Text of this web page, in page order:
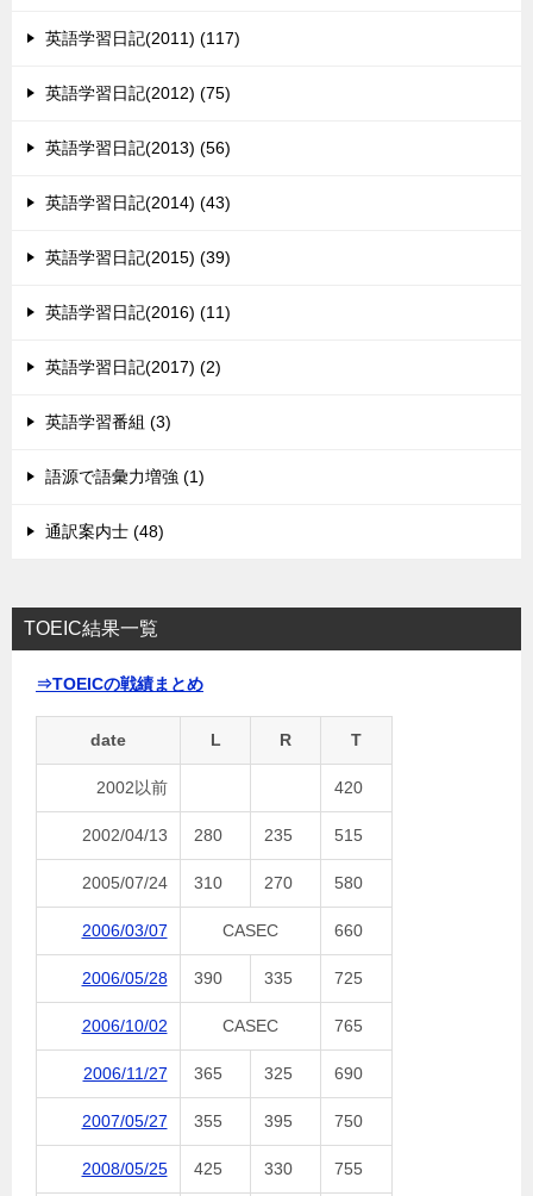
英語学習日記(2011) (117)
英語学習日記(2012) (75)
英語学習日記(2013) (56)
英語学習日記(2014) (43)
英語学習日記(2015) (39)
英語学習日記(2016) (11)
英語学習日記(2017) (2)
英語学習番組 (3)
語源で語彙力増強 (1)
通訳案内士 (48)
TOEIC結果一覧
⇒TOEICの戦績まとめ
date L R T
2002以前 420
2002/04/13 280 235 515
2005/07/24 310 270 580
2006/03/07 CASEC 660
2006/05/28 390 335 725
2006/10/02 CASEC 765
2006/11/27 365 325 690
2007/05/27 355 395 750
2008/05/25 425 330 755